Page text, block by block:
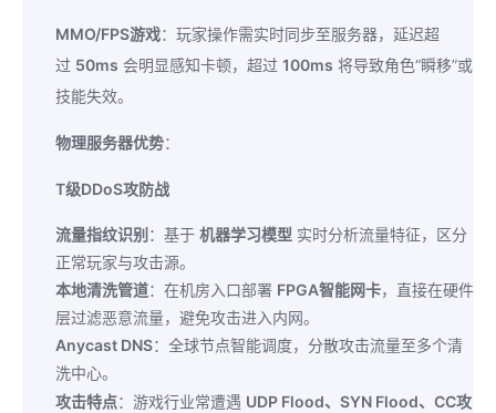
MMO/FPS游戏：玩家操作需实时同步至服务器，延迟超
过 50ms 会明显感知卡顿，超过 100ms 将导致角色“瞬移”或
技能失效。
物理服务器优势：
T级DDoS攻防战
流量指纹识别 ：基于 机器学习模型 实时分析流量特征，区分
正常玩家与攻击源。
本地清洗管道：在机房入口部署 FPGA智能网卡，直接在硬件
层过滤恶意流量，避免攻击进入内网。
Anycast DNS：全球节点智能调度，分散攻击流量至多个清
洗中心。
攻击特点：游戏行业常遭遇 UDP Flood、SYN Flood、CC攻